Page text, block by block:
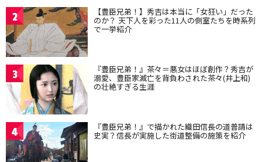
2 【豊臣兄弟！】秀吉は本当に「女狂い」だった
のか？ 天下人を彩った11人の側室たちを時系列
で一挙紹介
3 『豊臣兄弟！』茶々＝悪女はほぼ創作？秀吉が
溺愛、豊臣家滅亡を背負わされた茶々(井上和)
の壮絶すぎる生涯
4 『豊臣兄弟！』で描かれた織田信長の道普請は
史実？信長が実施した街道整備の施策を紹介